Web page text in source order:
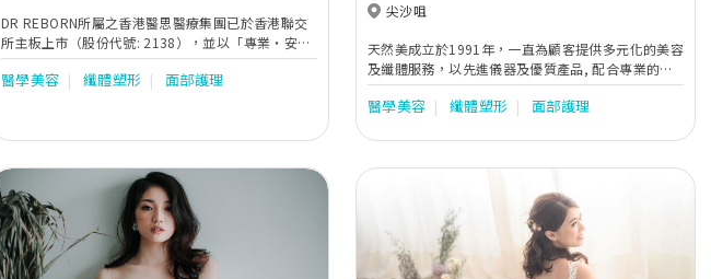
DR REBORN所屬之香港醫思醫療集團已於香港聯交
所主板上市（股份代號: 2138），並以「專業・安
全・有效」見稱，本著5大核心價值：「將心比
心」、「信守承諾」、「安全至上」、「專業有效」
供最優質服務，致力成為一間具國際級水準的多元化
親身見證醫療及美容療程威力: 「BOTOX V面及纖腿
療程」的鍾欣潼（阿嬌）。
醫學美容 纖體塑形 面部護理
尖沙咀
天然美成立於1991年，一直為顧客提供多元化的美容
及纖體服務，以先進儀器及優質產品, 配合專業的技
術，全面照顧每一位顧客的需要 。
醫學美容 纖體塑形 面部護理